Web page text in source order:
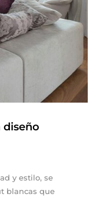
diseño
y estilo, se
blancas que